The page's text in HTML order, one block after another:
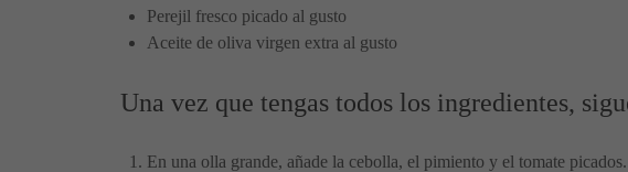
Perejil fresco picado al gusto
Aceite de oliva virgen extra al gusto
Una vez que tengas todos los ingredientes,
En una olla grande, añade la cebolla, el pimiento y el tomate